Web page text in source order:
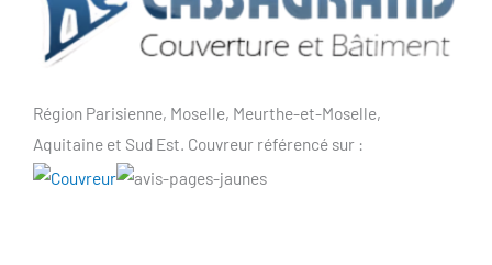
Région Parisienne, Moselle, Meurthe-et-Moselle,
Aquitaine et Sud Est. Couvreur référencé sur :